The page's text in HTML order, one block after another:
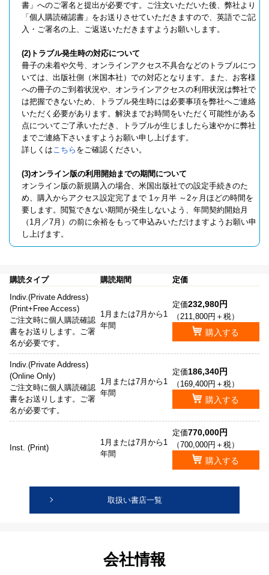
書」へのご署名と提出が必要です。ご注文いただいた後、弊社より
「個人購読確認書」をお送りさせていただきますので、英語でご記
入・ご署名の上、ご返送いただきますようお願いします。
(2)トラブル発生時の対応について
冊子の未着や欠号、オンラインアクセス不具合などのトラブルにつ
いては、出版社側（米国本社）での対応となります。また、お客様
への冊子のご到着状況や、オンラインアクセスの利用状況は弊社で
は把握できないため、トラブル発生時には必要事項を弊社へご連絡
いただく必要があります。解決までお時間をいただく可能性がある
点についてご了承いただき、トラブルが生じましたら速やかに弊社
までご連絡下さいますようお願い申し上げます。
詳しくはこちら をご確認ください。
(3)オンライン版の利用開始までの期間について
オンライン版の新規購入の場合、米国出版社での設定手続きのた
め、購入からアクセス設定完了まで 1ヶ月半 ～2ヶ月ほどの時間を
要します。閲覧できない期間が発生しないよう、年間契約開始月
（1月／7月）の前に余裕をもって申込みいただけますようお願い申
し上げます。
購読タイプ 購読期間
定価
Indiv.(Private Address)
(Print+Free Access)
ご注文時に個人購読確認
書をお送りします。ご署
名が必要です。
1月または7月から1
年間
定価232,980円
（211,800円＋税）
購入する
Indiv.(Private Address)
(Online Only)
ご注文時に個人購読確認
書をお送りします。ご署
名が必要です。
1月または7月から1
年間
定価186,340円
（169,400円＋税）
購入する
Inst. (Print)
1月または7月から1
年間
定価770,000円
（700,000円＋税）
購入する
取扱い書店一覧
会社情報